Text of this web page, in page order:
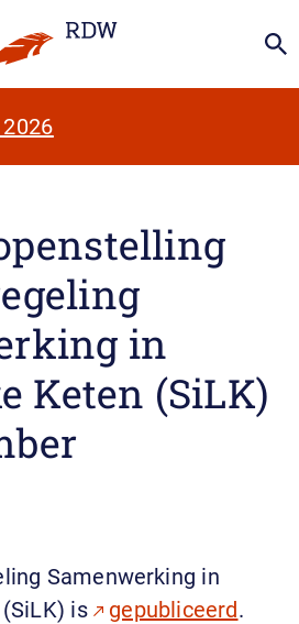
in
Keten (SiLK)
Samenwerking in
(SiLK) is
gepubliceerd.